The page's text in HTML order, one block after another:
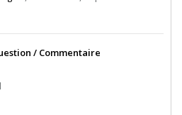
/ Commentaire